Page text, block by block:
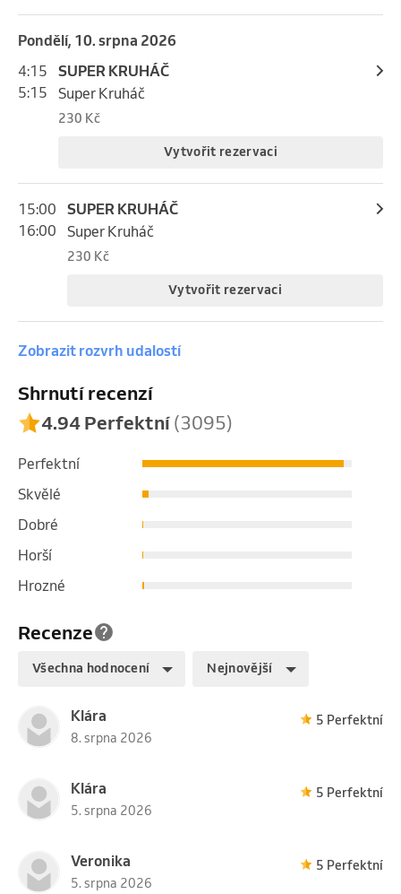
pondělí, 10. srpna 2026
4:15
5:15
SUPER KRUHÁČ
Super Kruháč
230 Kč
Vytvořit rezervaci
15:00
16:00
SUPER KRUHÁČ
Super Kruháč
230 Kč
Vytvořit rezervaci
Zobrazit rozvrh udalostí
Recenze
Všechna hodnocení Nejnovější
Klára
8. srpna 2026
5 Perfektní
Klára
5. srpna 2026
5 Perfektní
Veronika
5. srpna 2026
5 Perfektní
Shrnutí recenzí
4.94 Perfektní(3095)
Perfektní
Skvělé
Dobré
Horší
Hrozné